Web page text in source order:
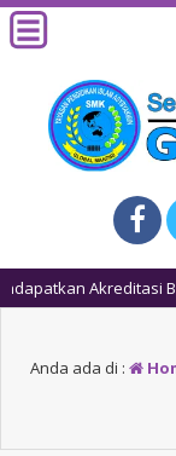
Anda ada di :